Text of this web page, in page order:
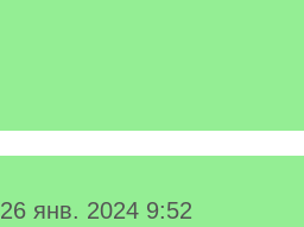
26 янв. 2024 9:52